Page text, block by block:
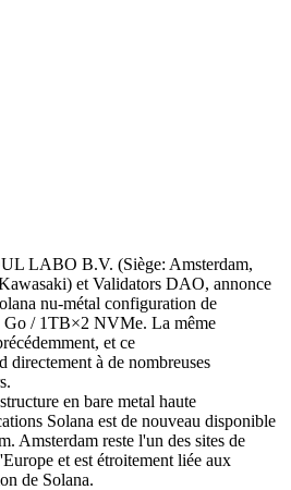
LABO B.V. (Siège: Amsterdam,
et Validators DAO, annonce
nu-métal configuration de
Go / 1TB×2 NVMe. La même
et ce
directement à de nombreuses
en bare metal haute
Solana est de nouveau disponible
Amsterdam reste l'un des sites de
et est étroitement liée aux
de Solana.